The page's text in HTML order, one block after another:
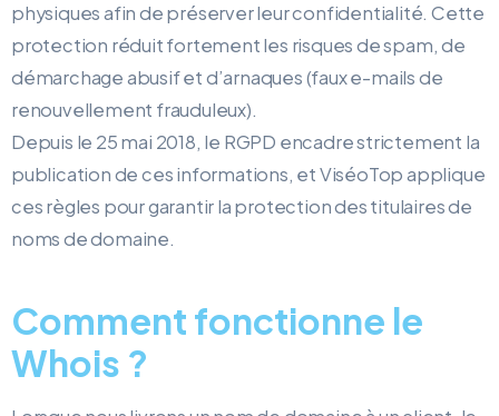
physiques afin de préserver leur confidentialité. Cette
protection réduit fortement les risques de spam, de
démarchage abusif et d’arnaques (faux e-mails de
renouvellement frauduleux).
Depuis le 25 mai 2018, le RGPD encadre strictement la
publication de ces informations, et ViséoTop applique
ces règles pour garantir la protection des titulaires de
noms de domaine.
Comment fonctionne le
Whois ?